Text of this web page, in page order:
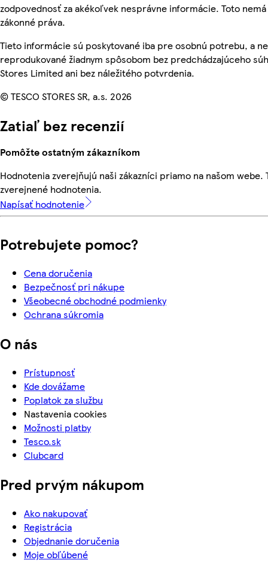
zodpovednosť za akékoľvek nesprávne informácie. Toto nemá
zákonné práva.
Tieto informácie sú poskytované iba pre osobnú potrebu, a
reprodukované žiadnym spôsobom bez predchádzajúceho
Stores Limited ani bez náležitého potvrdenia.
© TESCO STORES SR, a.s. 2026
Zatiaľ bez recenzií
Pomôžte ostatným zákazníkom
Hodnotenia zverejňujú naši zákazníci priamo na našom webe.
zverejnené hodnotenia.
Napísať hodnotenie
Potrebujete pomoc?
Cena doručenia
Bezpečnosť pri nákupe
Všeobecné obchodné podmienky
Ochrana súkromia
O nás
Prístupnosť
Kde dovážame
Poplatok za službu
Nastavenia cookies
Možnosti platby
Tesco.sk
Clubcard
Pred prvým nákupom
Ako nakupovať
Registrácia
Objednanie doručenia
Moje obľúbené